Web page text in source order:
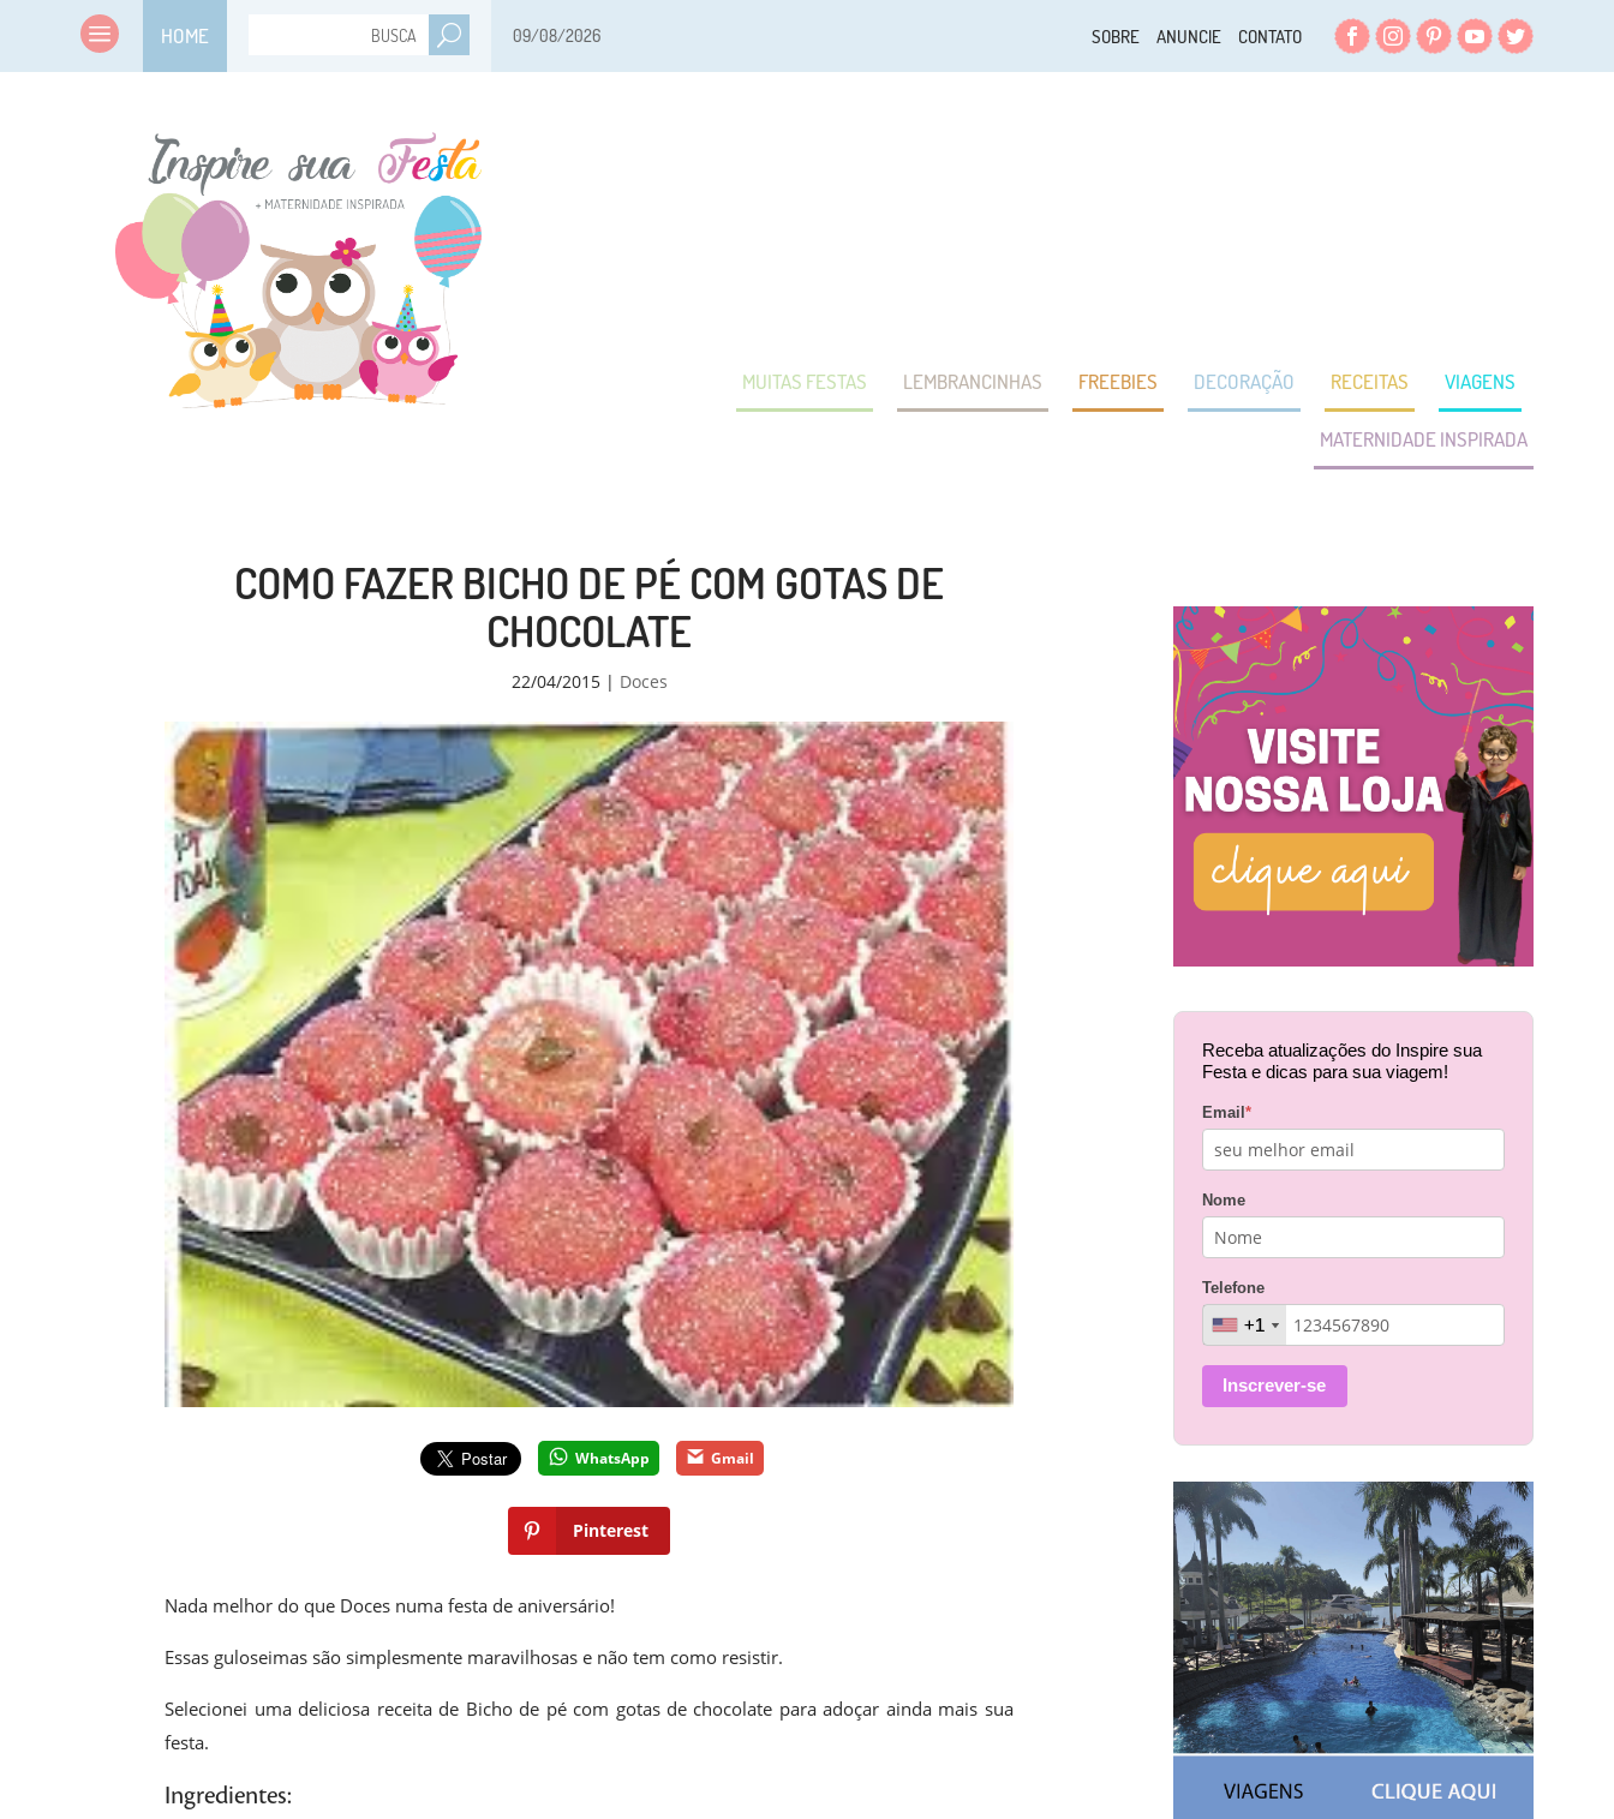
HOME 09/08/2026 FacebookInstagram
PinterestYouTube
Twitter
SOBRE ANUNCIE CONTATO
MUITAS FESTAS LEMBRANCINHAS FREEBIES DECORAÇÃO RECEITAS VIAGENS
MATERNIDADE INSPIRADA
COMO FAZER BICHO DE PÉ COM GOTAS DE
CHOCOLATE
22/04/2015| Doces
WhatsApp Gmail
Pinterest
Nada melhor do que Doces numa festa de aniversário!
Essas guloseimas são simplesmente maravilhosas e não tem como resistir.
Selecionei uma deliciosa receita de Bicho de pé com gotas de chocolate para adoçar ainda mais sua
festa.
Ingredientes:
Receba atualizações do Inspire sua
Festa e dicas para sua viagem!
Email *
Nome
Telefone
+1
+1
Inscrever-se